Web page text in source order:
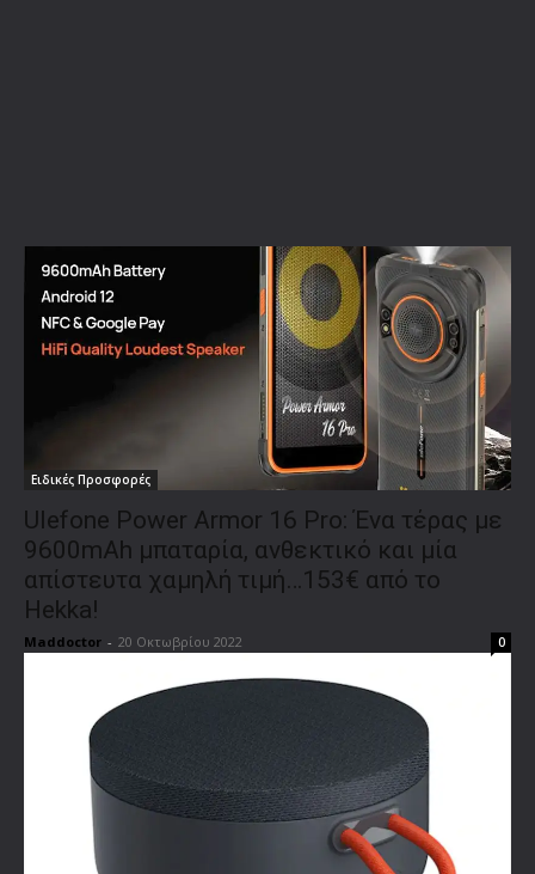
Ειδικές Προσφορές
Ulefone Power Armor 16 Pro: Ένα τέρας με
9600mAh μπαταρία, ανθεκτικό και μία
απίστευτα χαμηλή τιμή…153€ από το
Hekka!
Maddoctor - 20 Οκτωβρίου 2022 0